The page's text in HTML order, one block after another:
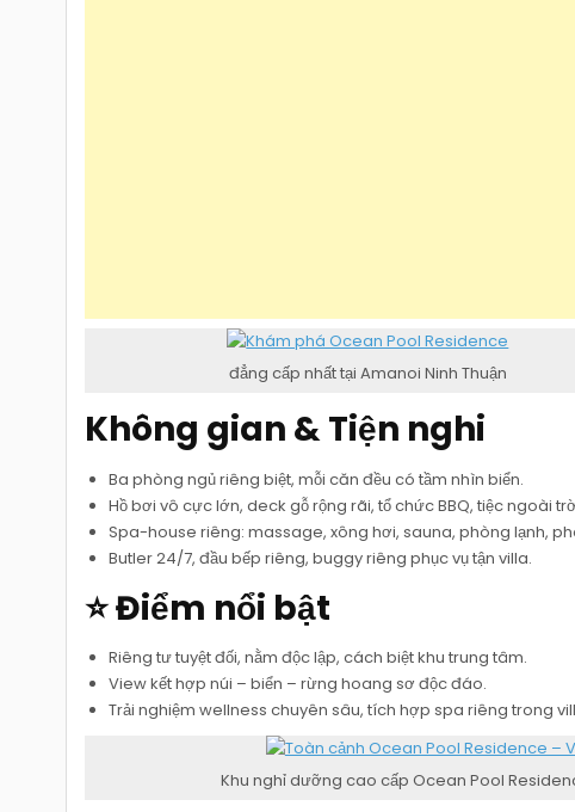
đẳng cấp nhất tại Amanoi Ninh Thuận
Không gian & Tiện nghi
Ba phòng ngủ riêng biệt, mỗi căn đều có tầm nhìn biển.
Hồ bơi vô cực lớn, deck gỗ rộng rãi, tổ chức BBQ, tiệc ngoài
Spa-house riêng: massage, xông hơi, sauna, phòng lạnh,
Butler 24/7, đầu bếp riêng, buggy riêng phục vụ tận villa.
⭐ Điểm nổi bật
Riêng tư tuyệt đối, nằm độc lập, cách biệt khu trung tâm.
View kết hợp núi – biển – rừng hoang sơ độc đáo.
Trải nghiệm wellness chuyên sâu, tích hợp spa riêng trong
Khu nghỉ dưỡng cao cấp Ocean Pool